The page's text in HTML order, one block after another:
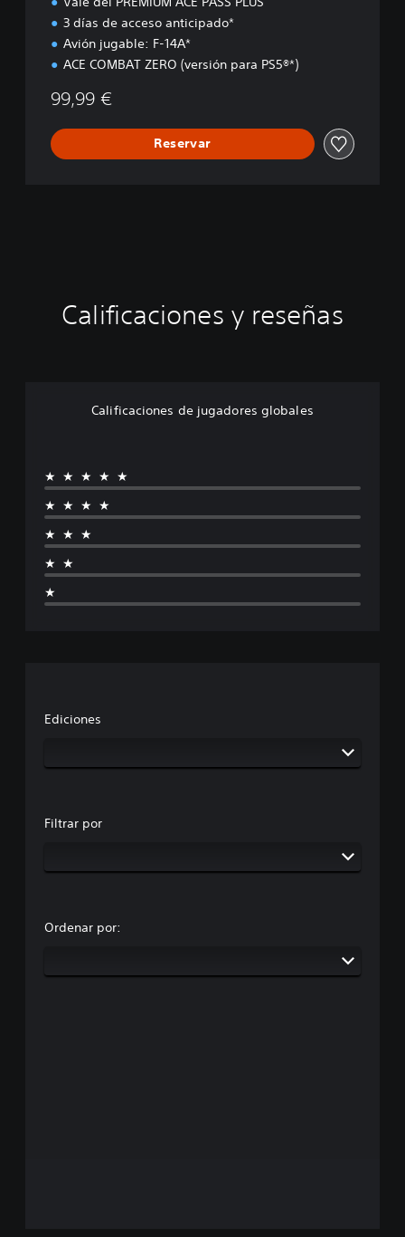
3 días de acceso anticipado*
Avión jugable: F-14A*
ACE COMBAT ZERO (versión para PS5®*)
99,99 €
Reservar
Calificaciones y reseñas
Calificaciones de jugadores globales
★★★★★
★★★★
★★★
★★
★
Ediciones
Filtrar por
Ordenar por: